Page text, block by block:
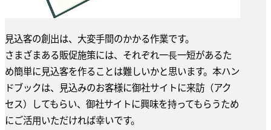
見込客の創出は、大変手間のかかる作業です。
さまざまある販促施策には、それぞれ一⻑一短があるた
め簡単に見込客を作ることは難しいかと思います。本ハン
ドブックは、見込みのお客様に御社サイトに来訪（アク
セス）してもらい、御社サイトに興味を持ってもらうため
にご活用いただければ幸いです。